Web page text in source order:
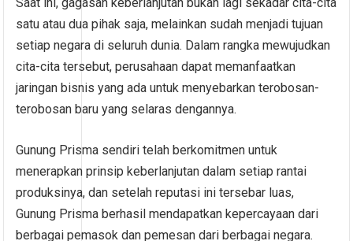
Saat ini, gagasan keberlanjutan bukan lagi sekadar cita-cita
satu atau dua pihak saja, melainkan sudah menjadi tujuan
setiap negara di seluruh dunia. Dalam rangka mewujudkan
cita-cita tersebut, perusahaan dapat memanfaatkan
jaringan bisnis yang ada untuk menyebarkan terobosan-
terobosan baru yang selaras dengannya.
Gunung Prisma sendiri telah berkomitmen untuk
menerapkan prinsip keberlanjutan dalam setiap rantai
produksinya, dan setelah reputasi ini tersebar luas,
Gunung Prisma berhasil mendapatkan kepercayaan dari
berbagai pemasok dan pemesan dari berbagai negara.